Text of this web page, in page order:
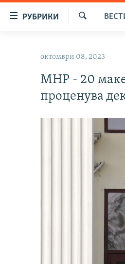
РУБРИКИ
ВИЗУЕЛНО
ПРИЈАВИ СЕ ЗА ЊУЗЛЕТЕР
октомври 08, 2023
МНР - 20
проценува